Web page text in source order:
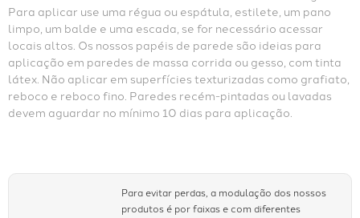
Para aplicar use uma régua ou espátula, estilete, um pano
limpo, um balde e uma escada, se for necessário acessar
locais altos. Os nossos papéis de parede são ideias para
aplicação em paredes de massa corrida ou gesso, com tinta
látex. Não aplicar em superfícies texturizadas como grafiato,
reboco e reboco fino. Paredes recém-pintadas ou lavadas
devem aguardar no mínimo 10 dias para aplicação.
Para evitar perdas, a modulação dos nossos
produtos é por faixas e com diferentes